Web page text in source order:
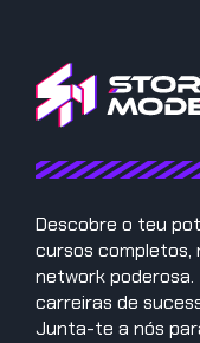
Descobre o teu
cursos completos,
network
carreiras de
Junta-te a nós